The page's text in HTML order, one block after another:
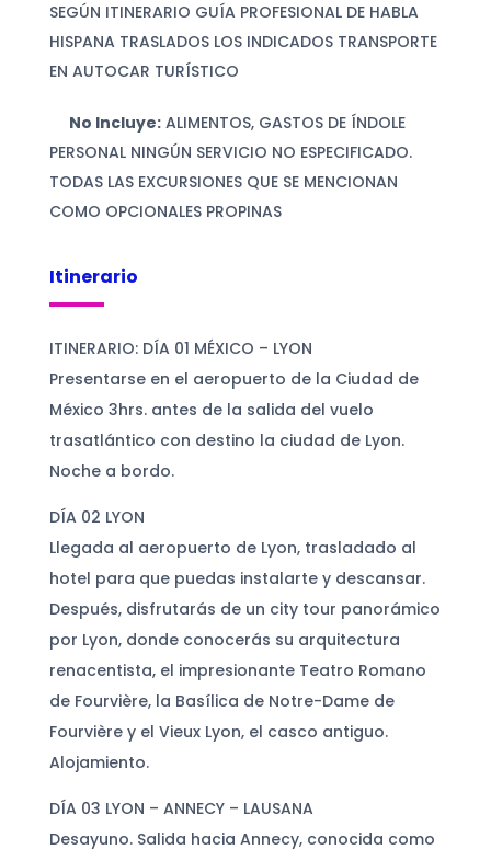
SEGÚN ITINERARIO GUÍA PROFESIONAL DE HABLA
HISPANA TRASLADOS LOS INDICADOS TRANSPORTE
EN AUTOCAR TURÍSTICO
No Incluye:ALIMENTOS, GASTOS DE ÍNDOLE
PERSONAL NINGÚN SERVICIO NO ESPECIFICADO.
TODAS LAS EXCURSIONES QUE SE MENCIONAN
COMO OPCIONALES PROPINAS
Itinerario
ITINERARIO: DÍA 01 MÉXICO – LYON
Presentarse en el aeropuerto de la Ciudad de
México 3hrs. antes de la salida del vuelo
trasatlántico con destino la ciudad de Lyon.
Noche a bordo.
DÍA 02 LYON
Llegada al aeropuerto de Lyon, trasladado al
hotel para que puedas instalarte y descansar.
Después, disfrutarás de un city tour panorámico
por Lyon, donde conocerás su arquitectura
renacentista, el impresionante Teatro Romano
de Fourvière, la Basílica de Notre-Dame de
Fourvière y el Vieux Lyon, el casco antiguo.
Alojamiento.
DÍA 03 LYON – ANNECY – LAUSANA
Desayuno. Salida hacia Annecy, conocida como